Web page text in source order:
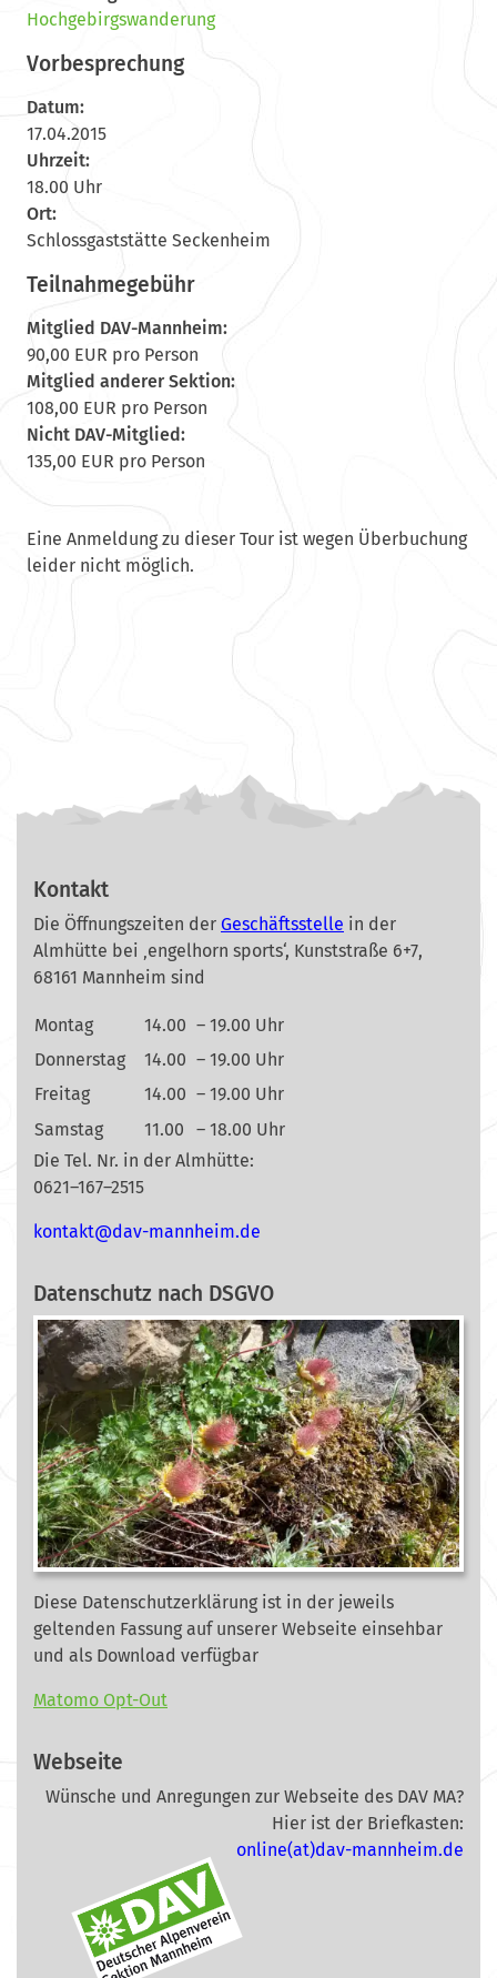
Hochgebirgswanderung
Vorbesprechung
Datum:
17.04.2015
Uhrzeit:
18.00 Uhr
Ort:
Schlossgaststätte Seckenheim
Teilnahmegebühr
Mitglied DAV-Mannheim:
90,00 EUR pro Person
Mitglied anderer Sektion:
108,00 EUR pro Person
Nicht DAV-Mitglied:
135,00 EUR pro Person
Eine Anmeldung zu dieser Tour ist wegen Überbuchung
leider nicht möglich.
Kontakt
Die Öffnungszeiten der Geschäftsstelle in der
Almhütte bei ‚engelhorn sports‘, Kunststraße 6+7,
68161 Mannheim sind
Montag 14.00 – 19.00 Uhr
Donnerstag
14.00 – 19.00 Uhr
Freitag
14.00 – 19.00 Uhr
Samstag
11.00
– 18.00 Uhr
Die Tel. Nr. in der Almhütte:
0621–167–2515
ed.mi
ehnna
m-vad
@tkat
nok
Datenschutz nach DSGVO
Diese Datenschutzerklärung ist in der jeweils
geltenden Fassung auf unserer Webseite einsehbar
und als Download verfügbar
Matomo Opt-Out
Webseite
Wünsche und Anregungen zur Webseite des DAV MA?
Hier ist der Briefkasten:
online(at)dav-mannheim.de